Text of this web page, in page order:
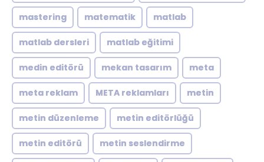
mastering matematik matlab
matlab dersleri matlab eğitimi
medin editörü mekan tasarım meta
meta reklam META reklamları metin
metin düzenleme metin editörlüğü
metin editörü metin seslendirme